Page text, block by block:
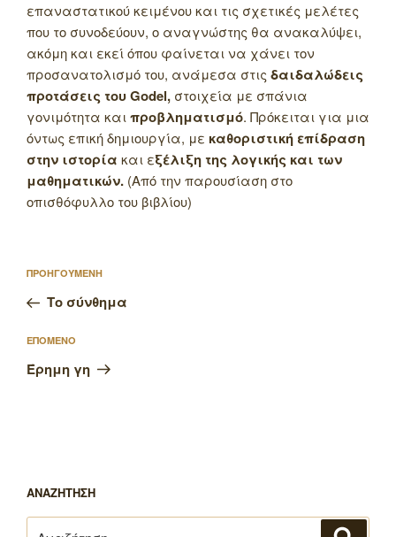
επαναστατικού κειμένου και τις σχετικές μελέτες
που το συνοδεύουν, ο αναγνώστης θα ανακαλύψει,
ακόμη και εκεί όπου φαίνεται να χάνει τον
προσανατολισμό του, ανάμεσα στις δαιδαλώδεις
προτάσεις του Godel, στοιχεία με σπάνια
γονιμότητα καιπροβληματισμό. Πρόκειται για μια
όντως επική δημιουργία, με καθοριστική επίδραση
στην ιστορία και εξέλιξη της λογικής και των
μαθηματικών. (Από την παρουσίαση στο
οπισθόφυλλο του βιβλίου)
άρθρων
Προηγούμενο
άρθρο
ΠΡΟΗΓΟΥΜΕΝΗ
Το σύνθημα
Επόμενο
άρθρο
ΕΠΟΜΕΝΟ
Έρημη γη
ΑΝΑΖΗΤΗΣΗ